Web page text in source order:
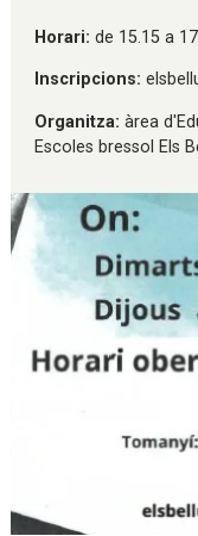
Horari: de 15.15 a
Inscripcions:
Organitza: àrea
Escoles bressol Els